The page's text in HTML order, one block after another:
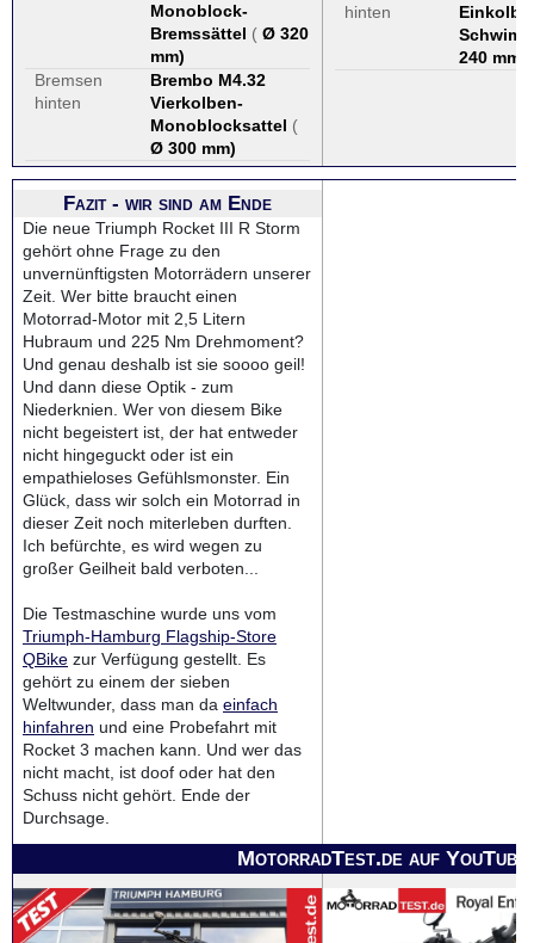
Monoblock-
Bremssättel ( Ø 320
mm)
Bremsen
hinten
Brembo M4.32
Vierkolben-
Monoblocksattel (
Ø 300 mm)
hinten
240 mm
Fazit - wir sind am Ende
Die neue Triumph Rocket III R Storm
gehört ohne Frage zu den
unvernünftigsten Motorrädern unserer
Zeit. Wer bitte braucht einen
Motorrad-Motor mit 2,5 Litern
Hubraum und 225 Nm Drehmoment?
Und genau deshalb ist sie soooo geil!
Und dann diese Optik - zum
Niederknien. Wer von diesem Bike
nicht begeistert ist, der hat entweder
nicht hingeguckt oder ist ein
empathieloses Gefühlsmonster. Ein
Glück, dass wir solch ein Motorrad in
dieser Zeit noch miterleben durften.
Ich befürchte, es wird wegen zu
großer Geilheit bald verboten...
Die Testmaschine wurde uns vom
Triumph-Hamburg Flagship-Store
QBike zur Verfügung gestellt. Es
gehört zu einem der sieben
Weltwunder, dass man da einfach
hinfahren und eine Probefahrt mit
Rocket 3 machen kann. Und wer das
nicht macht, ist doof oder hat den
Schuss nicht gehört. Ende der
Durchsage.
MotorradTest.de auf YouTube